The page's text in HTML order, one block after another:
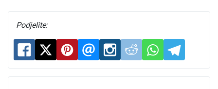
Podjelite: